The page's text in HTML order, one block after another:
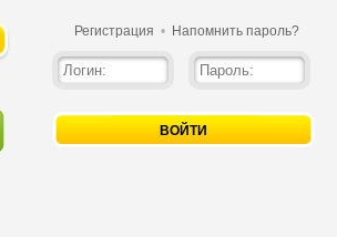
Регистрация • Напомнить пароль?
ВОЙТИ